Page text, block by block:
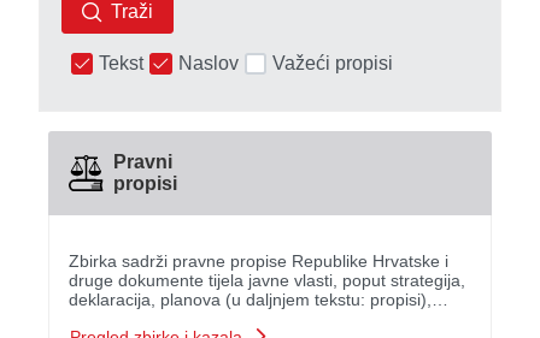
Traži
Tekst Naslov Važeći propisi
Pravni
propisi
Zbirka sadrži pravne propise Republike Hrvatske i
druge dokumente tijela javne vlasti, poput strategija,
deklaracija, planova (u daljnjem tekstu: propisi),